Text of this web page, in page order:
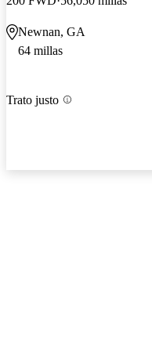
Newnan, GA
64 millas
Trato justo